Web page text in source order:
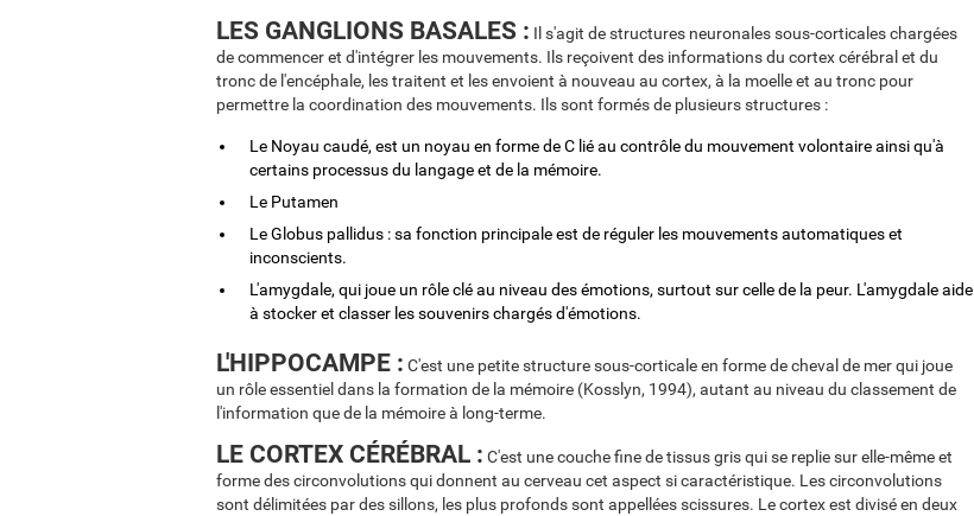
LES GANGLIONS BASALES : Il s'agit de structures neuronales sous-corticales chargées
de commencer et d'intégrer les mouvements. Ils reçoivent des informations du cortex cérébral et du
tronc de l'encéphale, les traitent et les envoient à nouveau au cortex, à la moelle et au tronc pour
permettre la coordination des mouvements. Ils sont formés de plusieurs structures :
Le Noyau caudé, est un noyau en forme de C lié au contrôle du mouvement volontaire ainsi qu'à
certains processus du langage et de la mémoire.
Le Putamen
Le Globus pallidus : sa fonction principale est de réguler les mouvements automatiques et
inconscients.
L'amygdale, qui joue un rôle clé au niveau des émotions, surtout sur celle de la peur. L'amygdale aide
à stocker et classer les souvenirs chargés d'émotions.
L'HIPPOCAMPE : C'est une petite structure sous-corticale en forme de cheval de mer qui joue
un rôle essentiel dans la formation de la mémoire (Kosslyn, 1994), autant au niveau du classement de
l'information que de la mémoire à long-terme.
LE CORTEX CÉRÉBRAL : C'est une couche fine de tissus gris qui se replie sur elle-même et
forme des circonvolutions qui donnent au cerveau cet aspect si caractéristique. Les circonvolutions
sont délimitées par des sillons, les plus profonds sont appellées scissures. Le cortex est divisé en deux